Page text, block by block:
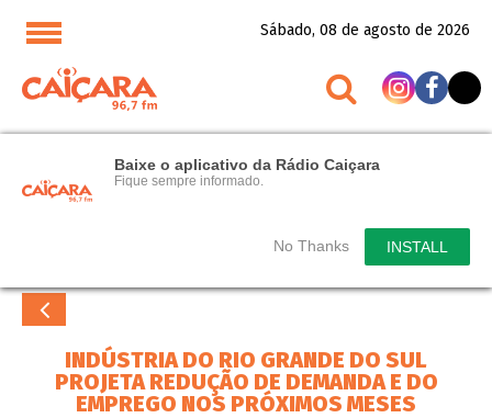
Baixe o aplicativo da Rádio Caiçara
Fique sempre informado.
No Thanks INSTALL
Sábado, 08 de agosto de 2026
INDÚSTRIA DO RIO GRANDE DO SUL
PROJETA REDUÇÃO DE DEMANDA E DO
EMPREGO NOS PRÓXIMOS MESES